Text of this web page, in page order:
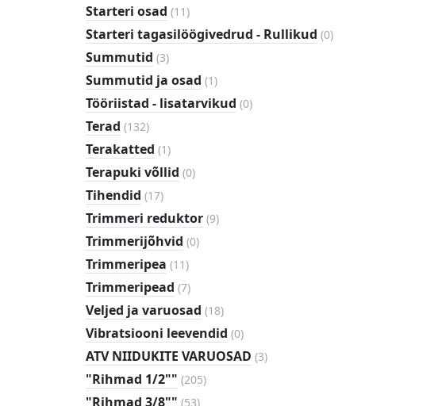
Starteri osad (1111
toodet
)
Starteri tagasilöögivedrud - Rullikud (00)
Summutid (33
toodet
)
Summutid ja osad (11
toode
)
Tööriistad - lisatarvikud (00)
Terad (132132
toodet
)
Terakatted (11
toode
)
Terapuki võllid (00)
Tihendid (1717
toodet
)
Trimmeri reduktor (99)
Trimmerijõhvid (00)
Trimmeripea (1111
)
Trimmeripead (77
toodet
)
Veljed ja varuosad (1818
toodet
)
Vibratsiooni leevendid (00
toodet
)
ATV NIIDUKITE VARUOSAD (33)
"Rihmad 1/2"" (205205
)
"Rihmad 3/8"" (5353
)